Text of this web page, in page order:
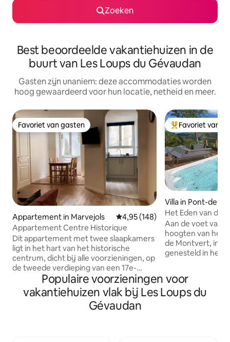
Zoeken
Best beoordeelde vakantiehuizen in de
buurt van Les Loups du Gévaudan
Gasten zijn unaniem: deze accommodaties worden
hoog gewaardeerd voor hun locatie, netheid en meer.
Favoriet van gasten
Favoriet van gasten
Appartement in Marvejols Gemiddelde beoordeling van
4,95 (148)
Appartement Centre Historique
Dit appartement met twee slaapkamers
ligt in het hart van het historische
centrum, dicht bij alle voorzieningen, op
de tweede verdieping van een 17e-
eeuws herenhuis. De woning is volledig
gerenoveerd en heeft een grote
woonkamer met eethoek, keuken,
badkamer met bad en douche en twee
Topfavoriet van
Favoriet van
Villa in Pont-de-
ud-Mont-Lozère
Het Eden van de
Aan de voet van
hoogten van het
de Montvert, in
genesteld in het
bent op zoek
rustig, in een
Populaire voorzieningen voor
vakantiehuizen vlak bij Les Loups du
Gévaudan